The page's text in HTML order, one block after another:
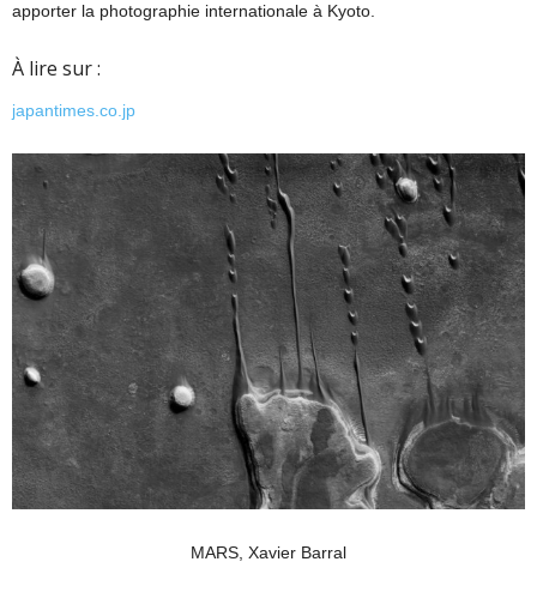
apporter la photographie internationale à Kyoto.
À lire sur :
japantimes.co.jp
MARS, Xavier Barral